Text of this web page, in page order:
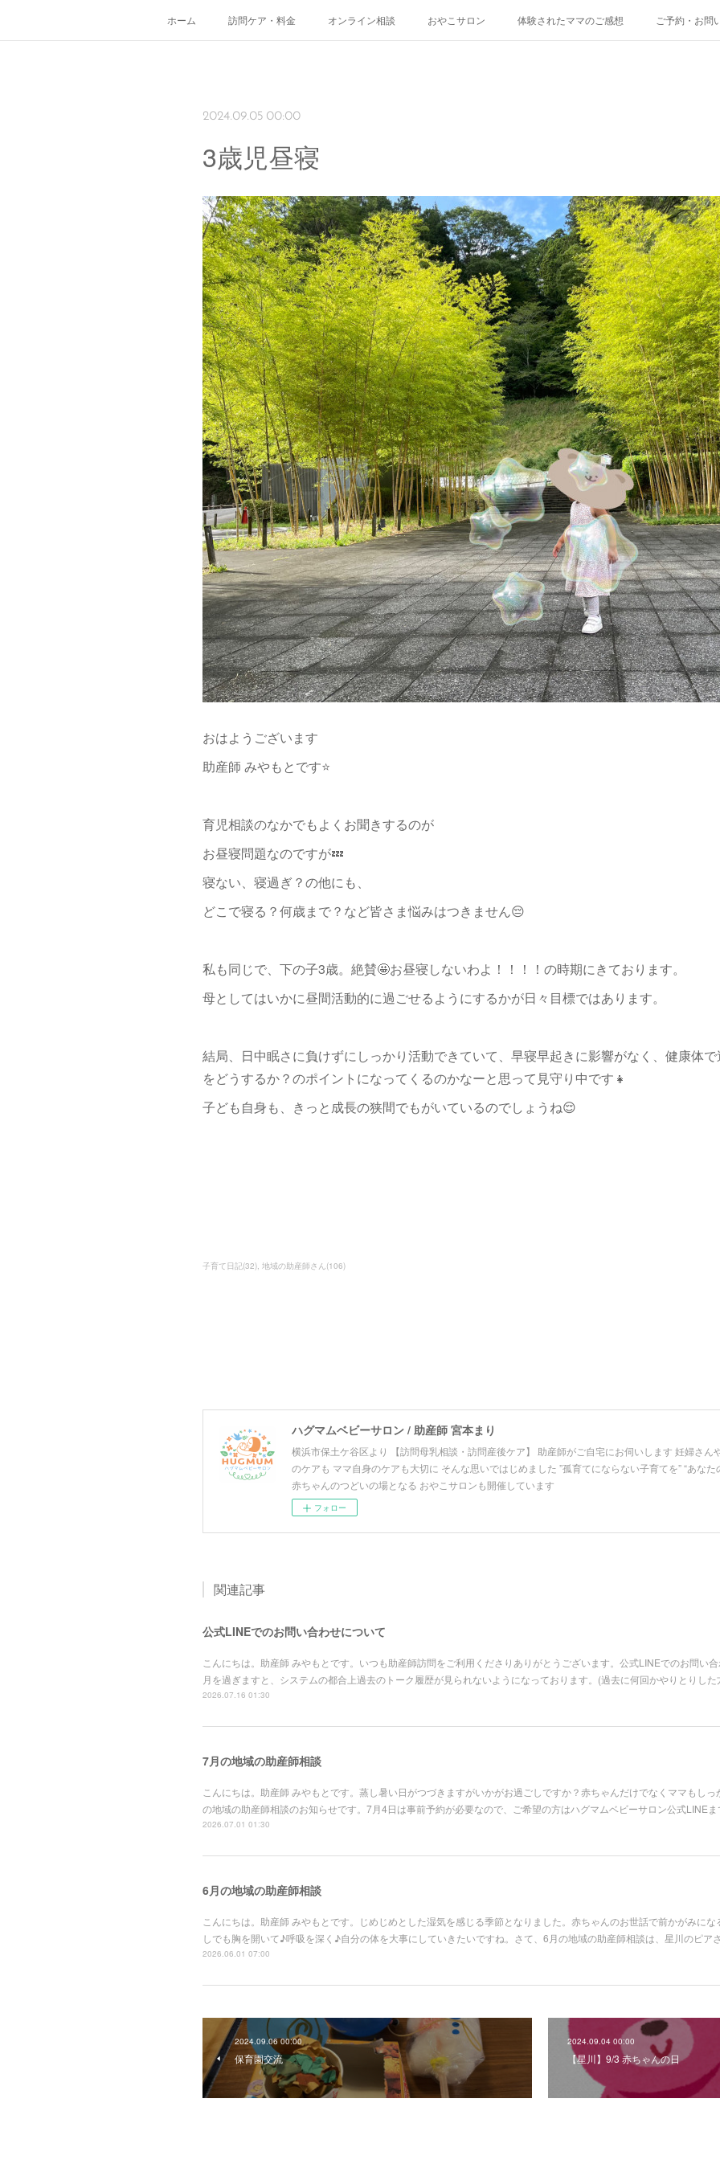
ホーム 訪問ケア・料金 オンライン相談 おやこサロン 体験されたママのご感想 ご予約・お問
2024.09.05 00:00
3歳児昼寝
おはようございます
助産師 みやもとです⭐️
育児相談のなかでもよくお聞きするのが
お昼寝問題なのですが💤
寝ない、寝過ぎ？の他にも、
どこで寝る？何歳まで？など皆さま悩みはつきません😔
私も同じで、下の子3歳。絶賛🤩お昼寝しないわよ！！！！の時期にきております。
母としてはいかに昼間活動的に過ごせるようにするかが日々目標ではあります。
結局、日中眠さに負けずにしっかり活動できていて、早寝早起きに影響がなく、健康体
をどうするか？のポイントになってくるのかなーと思って見守り中です👧
子ども自身も、きっと成長の狭間でもがいているのでしょうね😌
子育て日記(32) 地域の助産師さん(106)
ハグマムベビーサロン / 助産師 宮本まり
横浜市保土ケ谷区より 【訪問母乳相談・訪問産後ケア】 助産師がご自宅にお伺いします 妊婦さん
のケアも ママ自身のケアも大切に そんな思いではじめました ”孤育てにならない子育てを” “あなた
赤ちゃんのつどいの場となる おやこサロンも開催しています
フォロー
関連記事
公式LINEでのお問い合わせについて
こんにちは。助産師 みやもとです。いつも助産師訪問をご利用くださりありがとうございます。公式LINEでのお問い
月を過ぎますと、システムの都合上過去のトーク履歴が見られないようになっております。(過去に何回かやりとりし
2026.07.16 01:30
7月の地域の助産師相談
こんにちは。助産師 みやもとです。蒸し暑い日がつづきますがいかがお過ごしですか？赤ちゃんだけでなくママもし
の地域の助産師相談のお知らせです。7月4日は事前予約が必要なので、ご希望の方はハグマムベビーサロン公式LINE
2026.07.01 01:30
6月の地域の助産師相談
こんにちは。助産師 みやもとです。じめじめとした湿気を感じる季節となりました。赤ちゃんのお世話で前かがみに
しでも胸を開いて♪呼吸を深く♪自分の体を大事にしていきたいですね。さて、6月の地域の助産師相談は、星川のピア
2026.06.01 07:00
2024.09.06 00:00
保育園交流
2024.09.04 00:00
【星川】9/3 赤ちゃんの日